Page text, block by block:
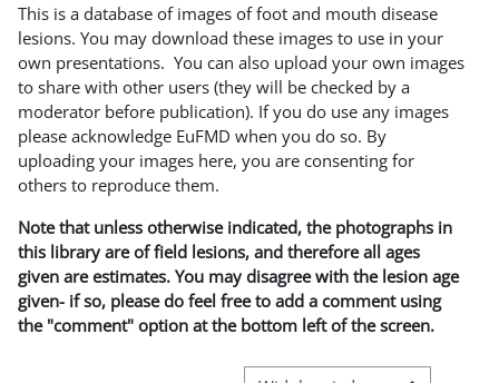
This is a database of images of foot and mouth disease
lesions. You may download these images to use in your
own presentations. You can also upload your own images
to share with other users (they will be checked by a
moderator before publication). If you do use any images
please acknowledge EuFMD when you do so. By
uploading your images here, you are consenting for
others to reproduce them.
Note that unless otherwise indicated, the photographs in
this library are of field lesions, and therefore all ages
given are estimates. You may disagree with the lesion age
given- if so, please do feel free to add a comment using
the "comment" option at the bottom left of the screen.